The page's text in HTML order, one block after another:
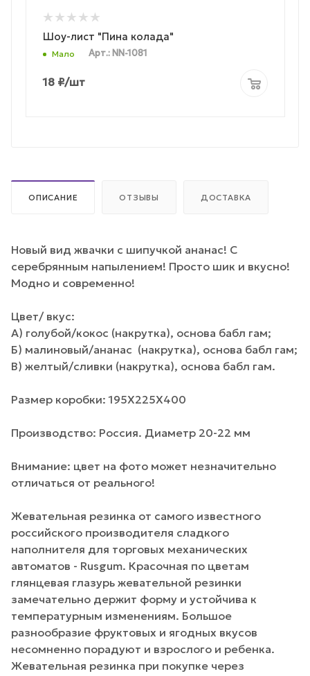
Шоу-лист "Пина колада"
Мало Арт.: NN-1081
18 ₽/шт
ОПИСАНИЕ ОТЗЫВЫ ДОСТАВКА
Новый вид жвачки с шипучкой ананас! С
серебрянным напылением! Просто шик и вкусно!
Модно и современно!
Цвет/ вкус:
А) голубой/кокос (накрутка), основа бабл гам;
Б) малиновый/ананас (накрутка), основа бабл гам;
В) желтый/сливки (накрутка), основа бабл гам.
Размер коробки: 195Х225Х400
Производство: Россия. Диаметр 20-22 мм
Внимание: цвет на фото может незначительно
отличаться от реального!
Жевательная резинка от самого известного
российского производителя сладкого
наполнителя для торговых механических
автоматов - Rusgum. Красочная по цветам
глянцевая глазурь жевательной резинки
замечательно держит форму и устойчива к
температурным изменениям. Большое
разнообразие фруктовых и ягодных вкусов
несомненно порадуют и взрослого и ребенка.
Жевательная резинка при покупке через